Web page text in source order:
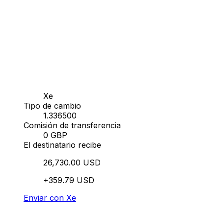
Xe
Tipo de cambio
1.336500
Comisión de transferencia
0 GBP
El destinatario recibe
26,730.00 USD
+359.79 USD
Enviar con Xe